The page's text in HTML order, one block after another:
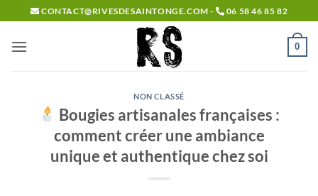
Passer
au
contenu
CONTACT@RIVESDESAINTONGE.COM - 06 58 46 85 82
0
NON CLASSÉ
Bougies artisanales françaises :
comment créer une ambiance
unique et authentique chez soi